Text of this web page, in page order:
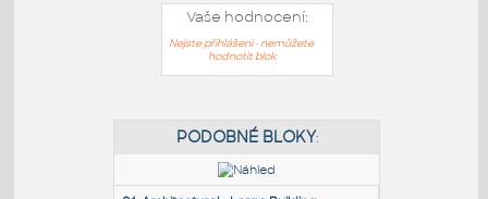
Vaše hodnocení:
Nejste přihlášeni - nemůžete
hodnotit blok